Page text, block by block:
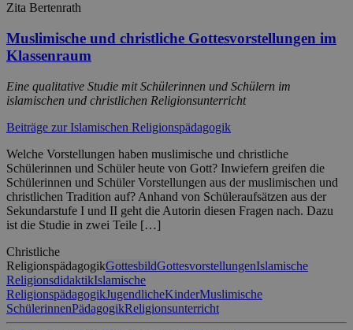
Zita Bertenrath
Muslimische und christliche Gottesvorstellungen im
Klassenraum
Eine qualitative Studie mit Schülerinnen und Schülern im
islamischen und christlichen Religionsunterricht
Beiträge zur Islamischen Religionspädagogik
Welche Vorstellungen haben muslimische und christliche
Schülerinnen und Schüler heute von Gott? Inwiefern greifen die
Schülerinnen und Schüler Vorstellungen aus der muslimischen und
christlichen Tradition auf? Anhand von Schüleraufsätzen aus der
Sekundarstufe I und II geht die Autorin diesen Fragen nach. Dazu
ist die Studie in zwei Teile […]
Christliche
ReligionspädagogikGottesbildGottesvorstellungenIslamische
ReligionsdidaktikIslamische
ReligionspädagogikJugendlicheKinderMuslimische
SchülerinnenPädagogikReligionsunterricht